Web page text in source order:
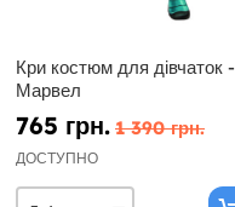
Кри костюм для дівчаток -
Марвел
765 грн. 1 390 грн.
ДОСТУПНО